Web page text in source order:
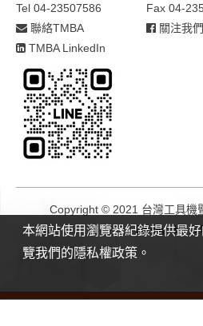
Tel 04-23507586
Fax 04-
聯絡TMBA
關注我們
TMBA LinkedIn
Copyright © 2021 台灣工具機
Design by
本網站使用瀏覽器紀錄提供最
覽我們的隱私權政策。